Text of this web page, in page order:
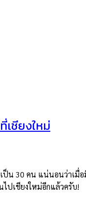
เชียงใหม่
30 คน แน่นอนว่าเมื่
ปเชียงใหม่อีกแล้วครับ!